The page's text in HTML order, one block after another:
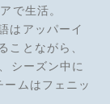
で生活。
はアッパーイ
ことながら、
シーズン中に
ムはフェニッ